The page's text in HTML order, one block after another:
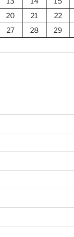
20 21 22
27 28 29